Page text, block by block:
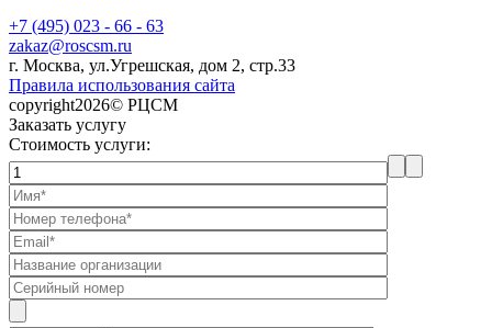
+7 (495) 023 - 66 - 63
zakaz@roscsm.ru
г. Москва, ул.Угрешская, дом 2, стр.33
Правила использования сайта
copyright2026© РЦСМ
Заказать услугу
Стоимость услуги: